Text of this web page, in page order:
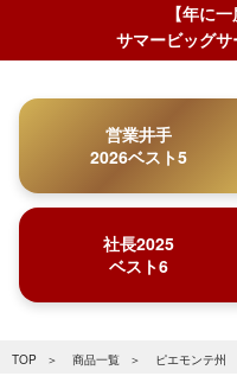
【年に
サマービッグ
営業井手
2026ベスト5
社長2025
ベスト6
TOP 商品一覧 ピエモンテ州